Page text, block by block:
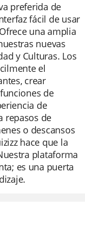
preferida de
fácil de usar
una amplia
nuevas
y Culturas. Los
el
crear
de
de
repasos de
o descansos
hace que la
plataforma
es una puerta